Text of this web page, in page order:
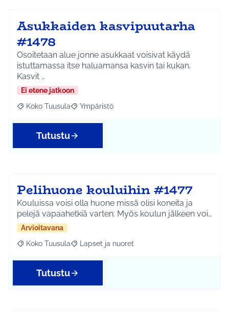
Asukkaiden kasvipuutarha
#1478
Osoitetaan alue jonne asukkaat voisivat käydä
istuttamassa itse haluamansa kasvin tai kukan.
Kasvit …
Ei etene jatkoon
Rajaa tulokset aihepiirin mukaan: Koko Tuusula
Koko Tuusula Rajaa tulokset teeman mukaan: Ympäristö
Ympäristö
Tutustu
Pelihuone kouluihin #1477
Kouluissa voisi olla huone missä olisi koneita ja
pelejä vapaahetkiä varten. Myös koulun jälkeen voi…
Arvioitavana
Rajaa tulokset aihepiirin mukaan: Koko Tuusula
Koko Tuusula Rajaa tulokset teeman mukaan: Lapset ja
Lapset ja nuoret
Tutustu